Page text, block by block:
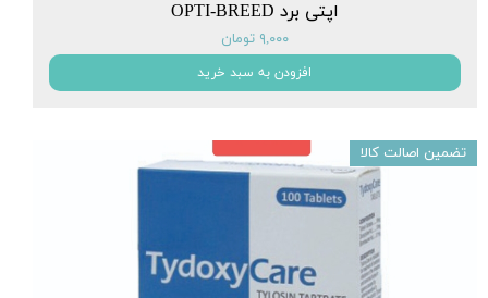
اپتی برد OPTI-BREED
۹,۰۰۰ تومان
افزودن به سبد خرید
تضمین اصالت کالا